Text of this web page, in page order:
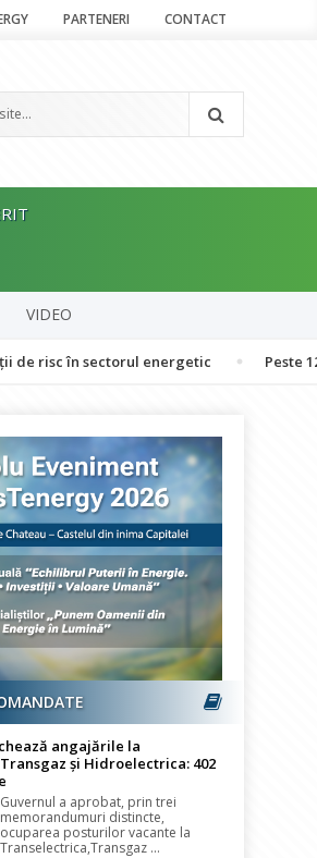
PARTENERI CONTACT
VIDEO
sectorul energetic Peste 120 de
angajările la
și Hidroelectrica: 402
Guvernul a aprobat, prin trei
memorandumuri distincte,
ocuparea posturilor vacante la
Transelectrica,Transgaz ...